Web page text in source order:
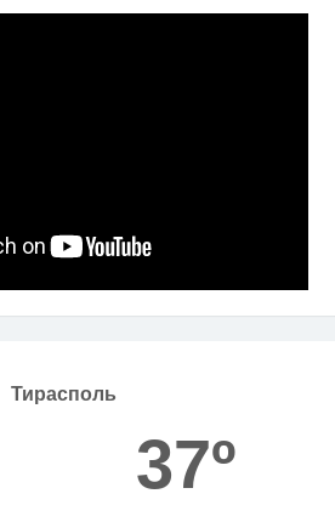
Тирасполь
37º